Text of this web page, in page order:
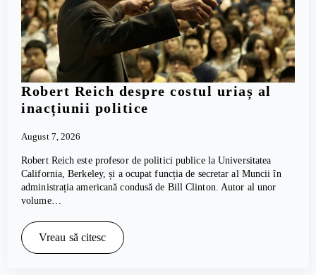
Robert Reich despre costul uriaș al
inacțiunii politice
August 7, 2026
Robert Reich este profesor de politici publice la Universitatea
California, Berkeley, și a ocupat funcția de secretar al Muncii în
administrația americană condusă de Bill Clinton. Autor al unor
volume…
Vreau să citesc